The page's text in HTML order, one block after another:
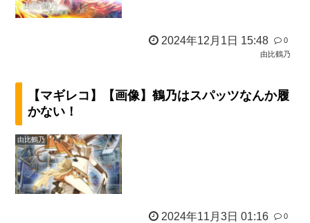
2024年12月1日 15:48
0
由比鶴乃
【マギレコ】【画像】鶴乃はスパッツなんか履
かない！
由比鶴乃
2024年11月3日 01:16
0